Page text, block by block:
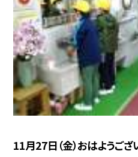
11月27日（金）おはようござ